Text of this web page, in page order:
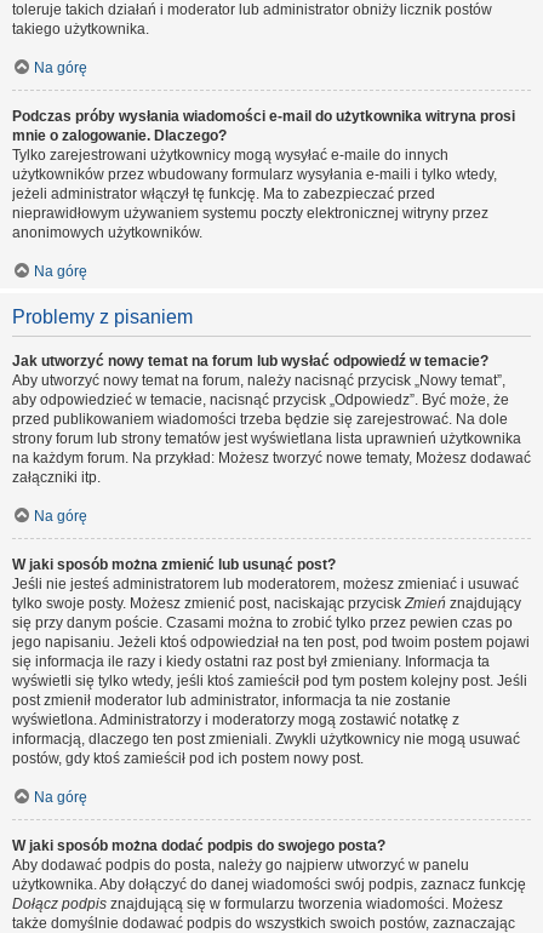
toleruje takich działań i moderator lub administrator obniży licznik postów
takiego użytkownika.
Na górę
Podczas próby wysłania wiadomości e-mail do użytkownika witryna prosi
mnie o zalogowanie. Dlaczego?
Tylko zarejestrowani użytkownicy mogą wysyłać e-maile do innych
użytkowników przez wbudowany formularz wysyłania e-maili i tylko wtedy,
jeżeli administrator włączył tę funkcję. Ma to zabezpieczać przed
nieprawidłowym używaniem systemu poczty elektronicznej witryny przez
anonimowych użytkowników.
Na górę
Problemy z pisaniem
Jak utworzyć nowy temat na forum lub wysłać odpowiedź w temacie?
Aby utworzyć nowy temat na forum, należy nacisnąć przycisk „Nowy temat”,
aby odpowiedzieć w temacie, nacisnąć przycisk „Odpowiedz”. Być może, że
przed publikowaniem wiadomości trzeba będzie się zarejestrować. Na dole
strony forum lub strony tematów jest wyświetlana lista uprawnień użytkownika
na każdym forum. Na przykład: Możesz tworzyć nowe tematy, Możesz dodawać
załączniki itp.
Na górę
W jaki sposób można zmienić lub usunąć post?
Jeśli nie jesteś administratorem lub moderatorem, możesz zmieniać i usuwać
tylko swoje posty. Możesz zmienić post, naciskając przyciskZmień znajdujący
się przy danym poście. Czasami można to zrobić tylko przez pewien czas po
jego napisaniu. Jeżeli ktoś odpowiedział na ten post, pod twoim postem pojawi
się informacja ile razy i kiedy ostatni raz post był zmieniany. Informacja ta
wyświetli się tylko wtedy, jeśli ktoś zamieścił pod tym postem kolejny post. Jeśli
post zmienił moderator lub administrator, informacja ta nie zostanie
wyświetlona. Administratorzy i moderatorzy mogą zostawić notatkę z
informacją, dlaczego ten post zmieniali. Zwykli użytkownicy nie mogą usuwać
postów, gdy ktoś zamieścił pod ich postem nowy post.
Na górę
W jaki sposób można dodać podpis do swojego posta?
Aby dodawać podpis do posta, należy go najpierw utworzyć w panelu
użytkownika. Aby dołączyć do danej wiadomości swój podpis, zaznacz funkcję
Dołącz podpis znajdującą się w formularzu tworzenia wiadomości. Możesz
także domyślnie dodawać podpis do wszystkich swoich postów, zaznaczając